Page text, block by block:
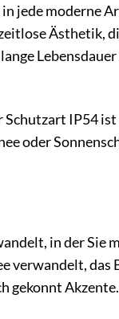
jede moderne
Ästhetik,
Lebensdauer
IP54 ist
oder
in der Sie
verwandelt, das
gekonnt Akzente.